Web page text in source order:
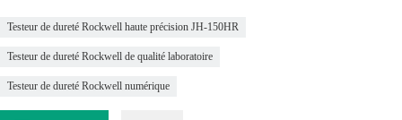
Testeur de dureté Rockwell haute précision JH-150HR
Testeur de dureté Rockwell de qualité laboratoire
Testeur de dureté Rockwell numérique